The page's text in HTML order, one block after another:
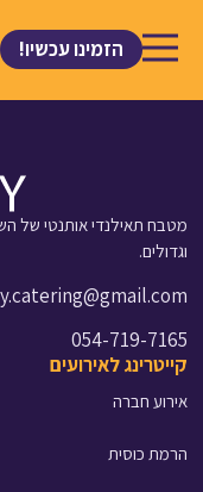
הזמינו עכשיו!
מטבח תאילנדי אותנטי של
וגדולים.
054-719-7165
קייטרינג לאירועים
אירוע חברה
הרמת כוסית